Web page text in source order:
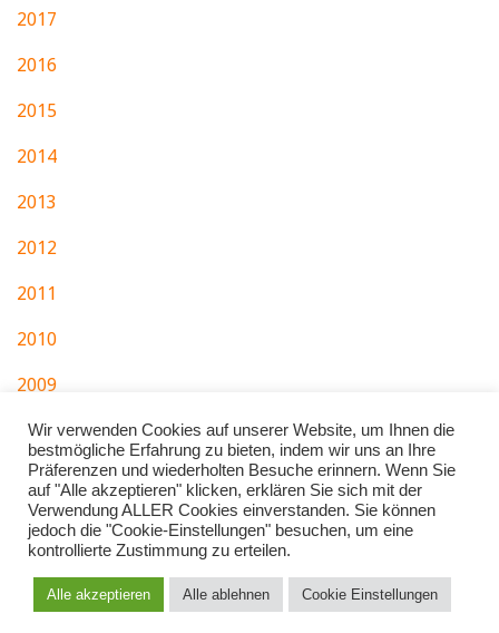
2017
2016
2015
2014
2013
2012
2011
2010
2009
2007
IMPRESSUM
Copyright © 2026 Musikfreunde Boppard-Weiler e.V.
Wir verwenden Cookies auf unserer Website, um Ihnen die
bestmögliche Erfahrung zu bieten, indem wir uns an Ihre
Präferenzen und wiederholten Besuche erinnern. Wenn Sie
auf "Alle akzeptieren" klicken, erklären Sie sich mit der
Verwendung ALLER Cookies einverstanden. Sie können
jedoch die "Cookie-Einstellungen" besuchen, um eine
kontrollierte Zustimmung zu erteilen.
Alle akzeptieren Alle ablehnen Cookie Einstellungen